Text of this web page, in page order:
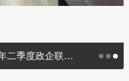
巴州邮政管理局组织召开2026年二季度政企联席会